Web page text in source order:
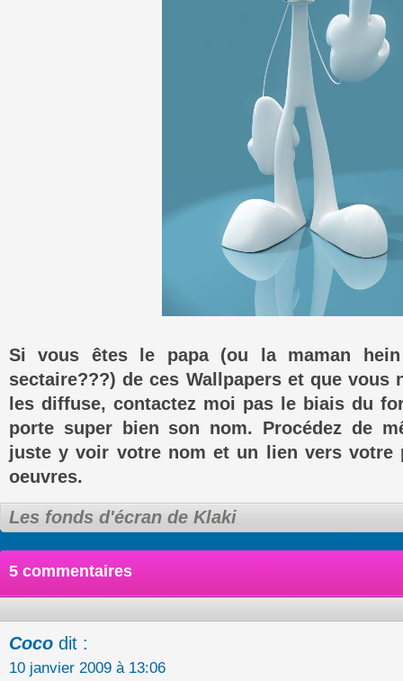
Si vous êtes le papa (ou la maman
sectaire???) de ces Wallpapers et que vous
les diffuse, contactez moi pas le biais du
porte super bien son nom. Procédez de
juste y voir votre nom et un lien vers votre
oeuvres.
Les fonds d'écran de Klaki
5 commentaires
Coco dit :
10 janvier 2009 à 13:06